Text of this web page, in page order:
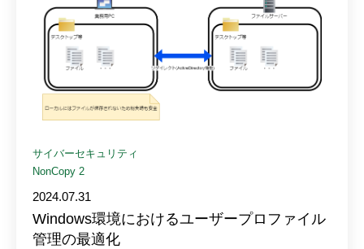
サイバーセキュリティ
NonCopy 2
2024.07.31
Windows環境におけるユーザープロファイル
管理の最適化